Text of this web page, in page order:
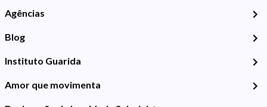
Agências
Blog
Instituto Guarida
Amor que movimenta